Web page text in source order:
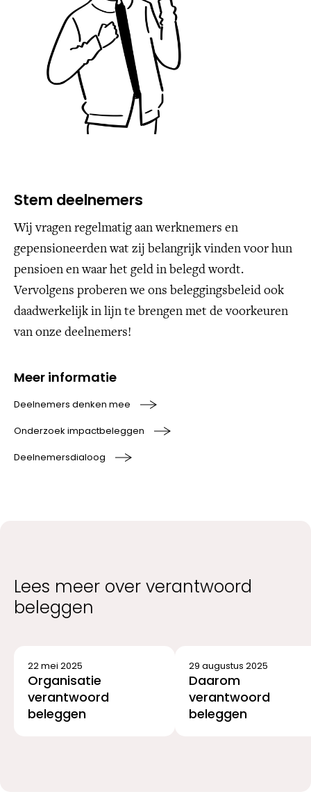
Stem deelnemers
Wij vragen regelmatig aan werknemers en
gepensioneerden wat zij belangrijk vinden voor hun
pensioen en waar het geld in belegd wordt.
Vervolgens proberen we ons beleggingsbeleid ook
daadwerkelijk in lijn te brengen met de voorkeuren
van onze deelnemers!
Meer informatie
Deelnemers denken mee
Onderzoek impactbeleggen
Deelnemersdialoog
Lees meer over verantwoord
beleggen
22 mei 2025
Organisatie
verantwoord
beleggen
29 augustus 2025
Daarom
verantwoord
beleggen